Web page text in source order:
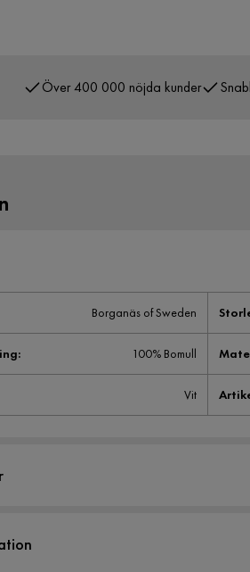
Över 400 000 nöjda kunder
Borganäs of Sweden
: 100% Bomull
Vit